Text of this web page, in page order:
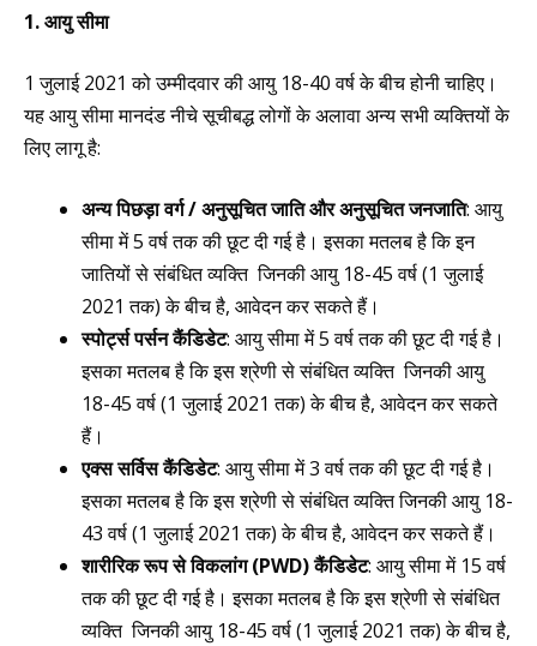
1. आयु सीमा
1 जुलाई 2021 को उम्मीदवार की आयु 18-40 वर्ष के बीच होनी चाहिए।
यह आयु सीमा मानदंड नीचे सूचीबद्ध लोगों के अलावा अन्य सभी व्यक्तियों के
लिए लागू है:
अन्य पिछड़ा वर्ग / अनुसूचित जाति और अनुसूचित जनजाति: आयु
सीमा में 5 वर्ष तक की छूट दी गई है। इसका मतलब है कि इन
जातियों से संबंधित व्यक्ति जिनकी आयु 18-45 वर्ष (1 जुलाई
2021 तक) के बीच है, आवेदन कर सकते हैं।
स्पोर्ट्स पर्सन कैंडिडेट: आयु सीमा में 5 वर्ष तक की छूट दी गई है।
इसका मतलब है कि इस श्रेणी से संबंधित व्यक्ति जिनकी आयु
18-45 वर्ष (1 जुलाई 2021 तक) के बीच है, आवेदन कर सकते
हैं।
एक्स सर्विस कैंडिडेट: आयु सीमा में 3 वर्ष तक की छूट दी गई है।
इसका मतलब है कि इस श्रेणी से संबंधित व्यक्ति जिनकी आयु 18-
43 वर्ष (1 जुलाई 2021 तक) के बीच है, आवेदन कर सकते हैं।
शारीरिक रूप से विकलांग (PWD) कैंडिडेट: आयु सीमा में 15 वर्ष
तक की छूट दी गई है। इसका मतलब है कि इस श्रेणी से संबंधित
व्यक्ति जिनकी आयु 18-45 वर्ष (1 जुलाई 2021 तक) के बीच है,